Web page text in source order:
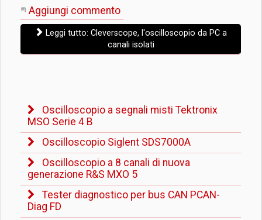
Aggiungi commento
Leggi tutto: Cleverscope, l'oscilloscopio da PC a
canali isolati
Oscilloscopio a segnali misti Tektronix
MSO Serie 4 B
Oscilloscopio Siglent SDS7000A
Oscilloscopio a 8 canali di nuova
generazione R&S MXO 5
Tester diagnostico per bus CAN PCAN-
Diag FD